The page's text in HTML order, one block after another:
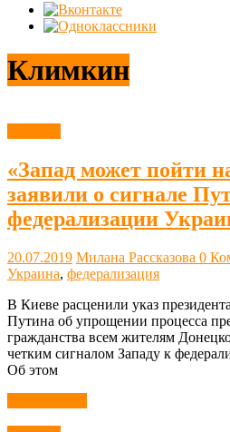
Климкин
«Запад может пойти
заявили о сигнале
федерализации
20.07.2019 Милана Рассказова 0
Украина, федерализация
В Киеве расценили указ
Путина об упрощении процесса
гражданства всем жителям
четким сигналом Западу к
Об этом